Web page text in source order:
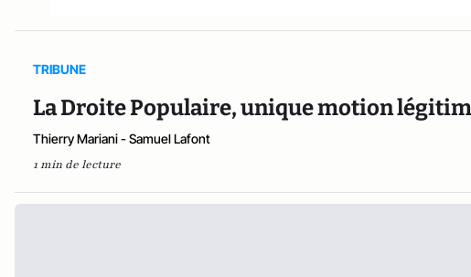
TRIBUNE
La Droite Populaire, unique motion
Thierry Mariani - Samuel Lafont
1 min de lecture